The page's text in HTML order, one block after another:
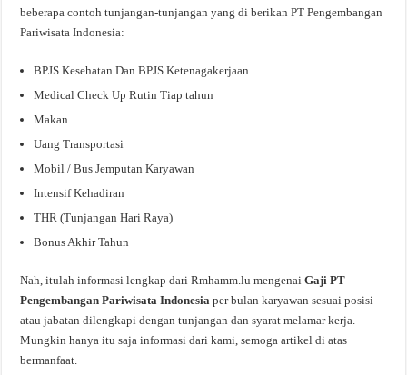
beberapa contoh tunjangan-tunjangan yang di berikan PT Pengembangan
Pariwisata Indonesia:
BPJS Kesehatan Dan BPJS Ketenagakerjaan
Medical Check Up Rutin Tiap tahun
Makan
Uang Transportasi
Mobil / Bus Jemputan Karyawan
Intensif Kehadiran
THR (Tunjangan Hari Raya)
Bonus Akhir Tahun
Nah, itulah informasi lengkap dari Rmhamm.lu mengenaiGaji PT
Pengembangan Pariwisata Indonesiaper bulan karyawan sesuai posisi
atau jabatan dilengkapi dengan tunjangan dan syarat melamar kerja.
Mungkin hanya itu saja informasi dari kami, semoga artikel di atas
bermanfaat.